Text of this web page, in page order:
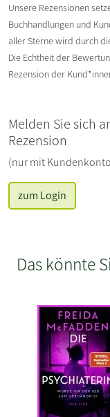
Unsere Rezensionen
Buchhandlungen und
aller Sterne wird durch
Die Echtheit der
Rezension der
Melden Sie sich
Rezension
(nur mit
zum Login
Das könnte